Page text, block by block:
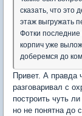
сказать, что это
этаж выгружать
Фотки
корпич уже
доберемся до
Привет. А правда
разговаривал с
построить чуть
но не понятна до